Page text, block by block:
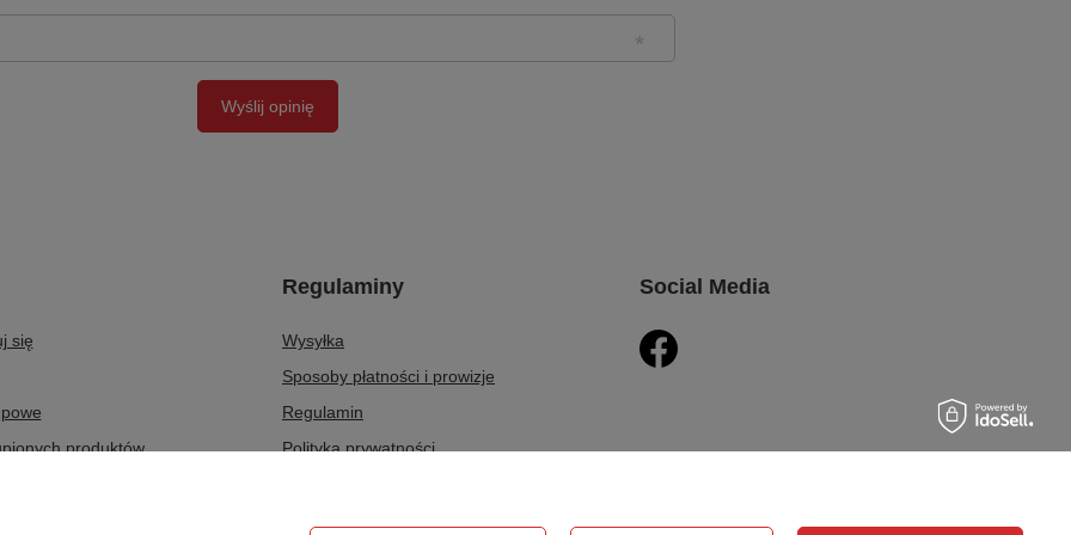
Wyślij opinię
się
produktów
Regulaminy
Wysyłka
Sposoby płatności i prowizje
Regulamin
Polityka prywatności
Social Media